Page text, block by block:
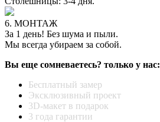
6. МОНТАЖ
За 1 день! Без шума и пыли.
Мы всегда убираем за собой.
Вы еще сомневаетесь? только у нас:
Бесплатный замер
Эксклюзивный проект
3D-макет в подарок
3 года гарантии